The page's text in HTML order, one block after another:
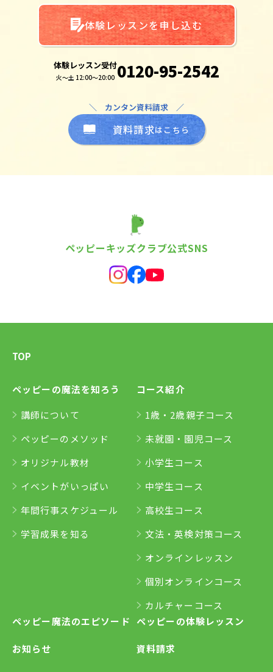
体験レッスンを申し込む
体験レッスン受付
火～土 12:00～20:00 0120-95-2542
＼ カンタン資料請求 ／
資料請求はこちら
ペッピーキッズクラブ公式SNS
TOP
ペッピーの魔法を知ろう
講師について
ペッピーのメソッド
オリジナル教材
イベントがいっぱい
年間行事スケジュール
学習成果を知る
コース紹介
1歳・2歳親子コース
未就園・園児コース
小学生コース
中学生コース
高校生コース
文法・英検対策コース
オンラインレッスン
個別オンラインコース
カルチャーコース
ペッピー魔法のエピソード
お知らせ
ペッピーの体験レッスン
資料請求